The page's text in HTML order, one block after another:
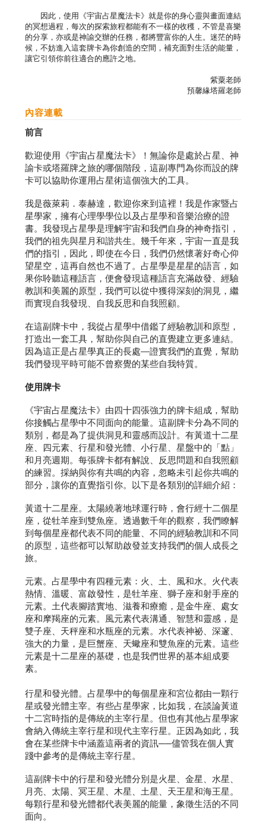
因此，使用《宇宙占星魔法卡》就是你的身心靈與畫面連結
的冥想過程，每次的探索旅程都能有不一樣的收穫，不管是喜樂
的分享，亦或是神諭交辦的任務，都將豐富你的人生。迷茫的時
候，不妨進入這套牌卡為你創造的空間，補充面對生活的能量，
讓它引領你前往適合的應許之地。
紫粟老師
預馨緣塔羅老師
內容連載
前言
歡迎使用《宇宙占星魔法卡》！無論你是處於占星、神
諭卡或塔羅牌之旅的哪個階段，這副專門為你而設的牌
卡可以協助你運用占星術這個強大的工具。
我是薇萊莉．泰赫達，歡迎你來到這裡！我是作家暨占
星學家，擁有心理學學位以及占星學和音樂治療的證
書。我發現占星學是理解宇宙和我們自身的神奇指引，
我們的祖先與星月和諧共生。幾千年來，宇宙一直是我
們的指引，因此，即使在今日，我們仍然懷著好奇心仰
望星空，這再自然也不過了。占星學是星星的語言，如
果你聆聽這種語言，便會發現這種語言充滿啟發、經驗
教訓和美麗的原型，我們可以從中獲得深刻的洞見，繼
而實現自我發現、自我反思和自我照顧。
在這副牌卡中，我從占星學中借鑑了經驗教訓和原型，
打造出一套工具，幫助你與自己的直覺建立更多連結。
因為這正是占星學真正的長處—證實我們的直覺，幫助
我們發現平時可能不曾察覺的某些自我特質。
使用牌卡
《宇宙占星魔法卡》由四十四張強力的牌卡組成，幫助
你接觸占星學中不同面向的能量。這副牌卡分為不同的
類別，都是為了提供洞見和靈感而設計。有黃道十二星
座、四元素、行星和發光體、小行星、星盤中的「點」
和月亮週期。每張牌卡都有解說、反思問題和自我照顧
的練習。採納與你有共鳴的內容，忽略未引起你共鳴的
部分，讓你的直覺指引你。以下是各類別的詳細介紹：
黃道十二星座。太陽繞著地球運行時，會行經十二個星
座，從牡羊座到雙魚座。透過數千年的觀察，我們瞭解
到每個星座都代表不同的能量、不同的經驗教訓和不同
的原型，這些都可以幫助啟發並支持我們的個人成長之
旅。
元素。占星學中有四種元素：火、土、風和水。火代表
熱情、溫暖、富啟發性，是牡羊座、獅子座和射手座的
元素。土代表腳踏實地、滋養和療癒，是金牛座、處女
座和摩羯座的元素。風元素代表溝通、智慧和靈感，是
雙子座、天秤座和水瓶座的元素。水代表神祕、深邃、
強大的力量，是巨蟹座、天蠍座和雙魚座的元素。這些
元素是十二星座的基礎，也是我們世界的基本組成要
素。
行星和發光體。占星學中的每個星座和宮位都由一顆行
星或發光體主宰。有些占星學家，比如我，在談論黃道
十二宮時指的是傳統的主宰行星。但也有其他占星學家
會納入傳統主宰行星和現代主宰行星。正因為如此，我
會在某些牌卡中涵蓋這兩者的資訊──儘管我在個人實
踐中參考的是傳統主宰行星。
這副牌卡中的行星和發光體分別是火星、金星、水星、
月亮、太陽、冥王星、木星、土星、天王星和海王星。
每顆行星和發光體都代表美麗的能量，象徵生活的不同
面向。